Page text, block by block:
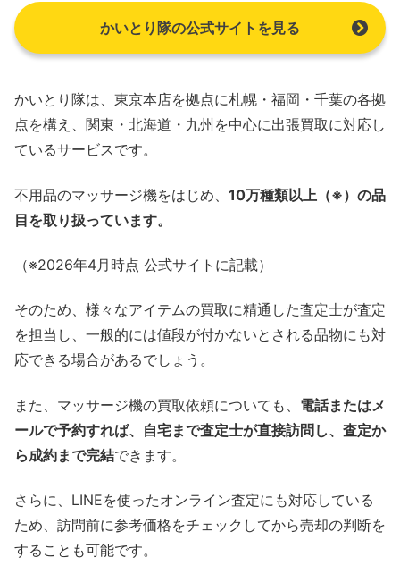
かいとり隊の公式サイトを見る
かいとり隊は、東京本店を拠点に札幌・福岡・千葉の各拠
点を構え、関東・北海道・九州を中心に出張買取に対応し
ているサービスです。
不用品のマッサージ機をはじめ、 10万種類以上（※）の品
目を取り扱っています。
（※2026年4月時点 公式サイトに記載）
そのため、様々なアイテムの買取に精通した査定士が査定
を担当し、一般的には値段が付かないとされる品物にも対
応できる場合があるでしょう。
また、マッサージ機の買取依頼についても、 電話またはメ
ールで予約すれば、自宅まで査定士が直接訪問し、査定か
ら成約まで完結できます。
さらに、LINEを使ったオンライン査定にも対応している
ため、訪問前に参考価格をチェックしてから売却の判断を
することも可能です。